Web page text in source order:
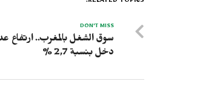
DON'T MISS
سوق الشغل بالمغرب..
دخل بنسبة 2,7 %